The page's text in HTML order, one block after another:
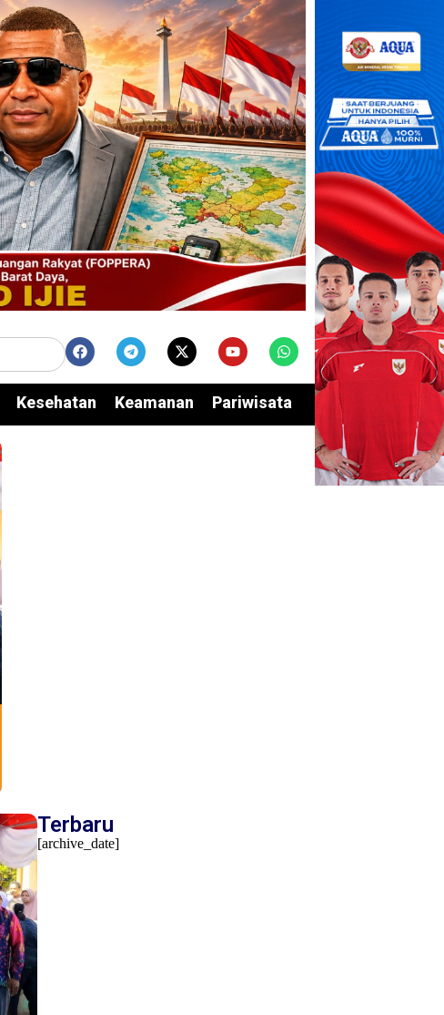
Kesehatan Keamanan Pariwisata Edukasi
Terbaru
[archive_date]